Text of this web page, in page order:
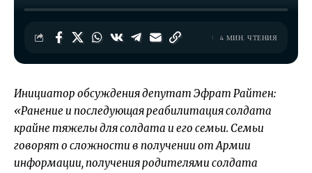
4 МИН. ЧТЕНИЯ
Инициатор обсуждения депутат Эфрат Райтен:
«Ранение и последующая реабилитация солдата
крайне тяжелы для солдата и его семьи. Семьи
говорят о сложности в получении от Армии
информации, получения родителями солдата